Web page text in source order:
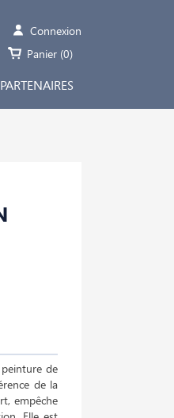
Connexion
Panier (0)
de
de la
empêche